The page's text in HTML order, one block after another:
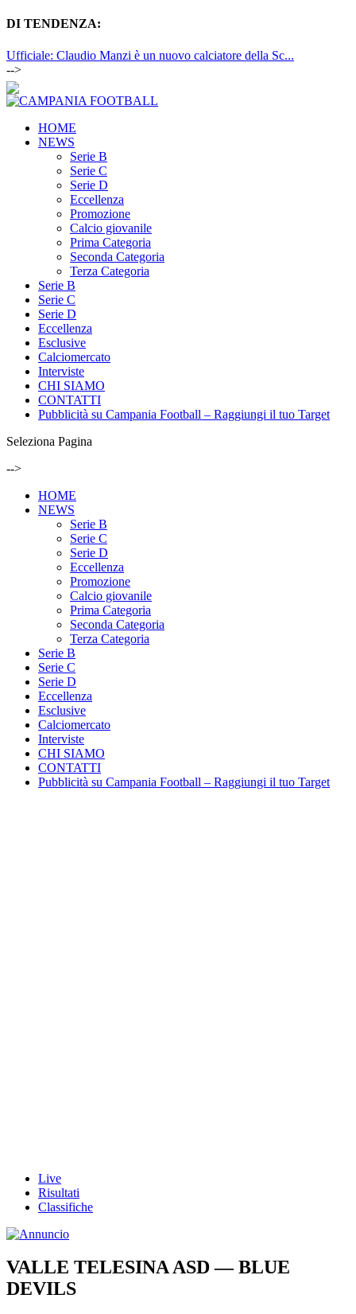
DI TENDENZA:
Ufficiale: Claudio Manzi è un nuovo calciatore della Sc...
-->
HOME
NEWS
Serie B
Serie C
Serie D
Eccellenza
Promozione
Calcio giovanile
Prima Categoria
Seconda Categoria
Terza Categoria
Serie B
Serie C
Serie D
Eccellenza
Esclusive
Calciomercato
Interviste
CHI SIAMO
CONTATTI
Pubblicità su Campania Football – Raggiungi il tuo Target
Seleziona Pagina
-->
HOME
NEWS
Serie B
Serie C
Serie D
Eccellenza
Promozione
Calcio giovanile
Prima Categoria
Seconda Categoria
Terza Categoria
Serie B
Serie C
Serie D
Eccellenza
Esclusive
Calciomercato
Interviste
CHI SIAMO
CONTATTI
Pubblicità su Campania Football – Raggiungi il tuo Target
Live
Risultati
Classifiche
VALLE TELESINA ASD — BLUE
DEVILS